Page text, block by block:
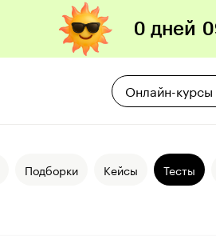
0 дней
Онлайн-курсы
Подборки Кейсы Тесты